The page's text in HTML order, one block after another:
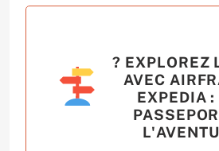
? EXPLOREZ
AVEC
EXPEDIA :